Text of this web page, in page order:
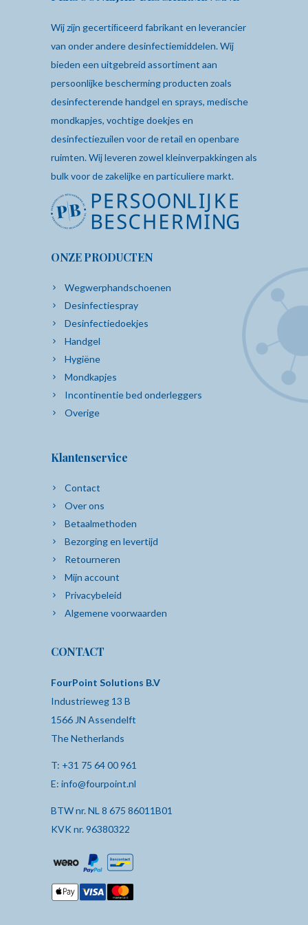
Wij zijn gecertiﬁceerd fabrikant en leverancier
van onder andere desinfectiemiddelen. Wij
bieden een uitgebreid assortiment aan
persoonlijke bescherming producten zoals
desinfecterendehandgel en sprays, medische
mondkapjes, vochtige doekjes en
desinfectiezuilen voor de retail en openbare
ruimten. Wij leveren zowel kleinverpakkingen als
bulk voor de zakelijke en particuliere markt.
ONZE PRODUCTEN
Wegwerphandschoenen
Desinfectiespray
Desinfectiedoekjes
Handgel
Hygiëne
Mondkapjes
Incontinentie bed onderleggers
Overige
Klantenservice
Contact
Over ons
Betaalmethoden
Bezorging en levertijd
Retourneren
Mijn account
Privacybeleid
Algemene voorwaarden
CONTACT
FourPoint Solutions B.V
Industrieweg 13 B
1566 JN Assendelft
The Netherlands
T: +31 75 64 00 961
E: info@fourpoint.nl
BTW nr. NL 8 675 86011B01
KVK nr. 96380322